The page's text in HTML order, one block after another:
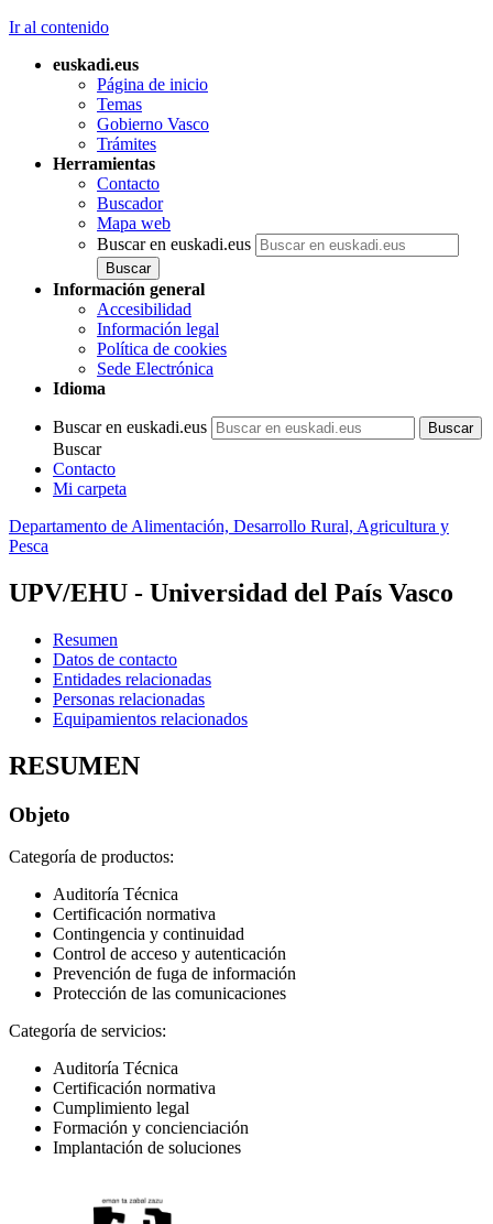
Ir al contenido
euskadi.eus
Página de inicio
Temas
Gobierno Vasco
Trámites
Herramientas
Contacto
Buscador
Mapa web
Buscar en euskadi.eus
Información general
Accesibilidad
Información legal
Política de cookies
Sede Electrónica
Idioma
Buscar en euskadi.eus
Buscar
Contacto
Mi carpeta
Departamento de Alimentación, Desarrollo Rural, Agricultura y
Pesca
UPV/EHU - Universidad del País Vasco
Resumen
Datos de contacto
Entidades relacionadas
Personas relacionadas
Equipamientos relacionados
RESUMEN
Objeto
Categoría de productos:
Auditoría Técnica
Certificación normativa
Contingencia y continuidad
Control de acceso y autenticación
Prevención de fuga de información
Protección de las comunicaciones
Categoría de servicios:
Auditoría Técnica
Certificación normativa
Cumplimiento legal
Formación y concienciación
Implantación de soluciones